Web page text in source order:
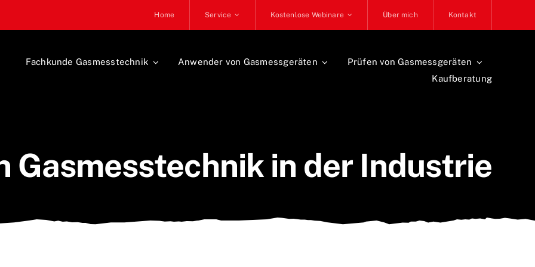
Home Service Kostenlose Webinare Über mich Kontakt
Fachkunde Gasmesstechnik Anwender von Gasmessgeräten
Prüfen von Gasmessgeräten
Kaufberatung
Gasmesstechnik in der Industrie